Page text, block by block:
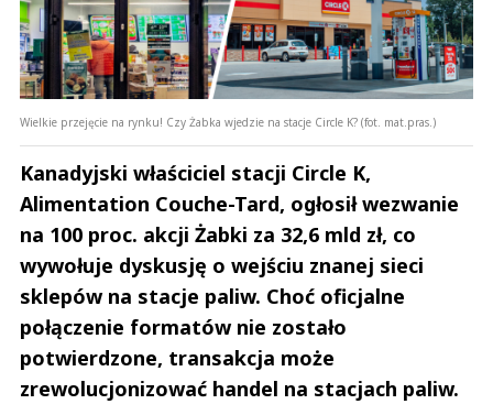
Wielkie przejęcie na rynku! Czy Żabka wjedzie na stacje Circle K? (fot. mat.pras.)
Kanadyjski właściciel stacji Circle K,
Alimentation Couche-Tard, ogłosił wezwanie
na 100 proc. akcji Żabki za 32,6 mld zł, co
wywołuje dyskusję o wejściu znanej sieci
sklepów na stacje paliw. Choć oficjalne
połączenie formatów nie zostało
potwierdzone, transakcja może
zrewolucjonizować handel na stacjach paliw.